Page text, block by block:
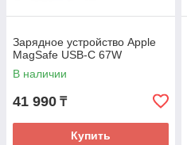
Зарядное устройство Apple
MagSafe USB-C 67W
В наличии
41 990 ₸
Купить